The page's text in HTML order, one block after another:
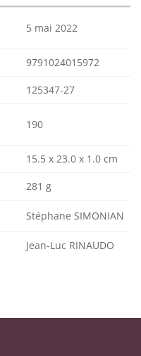
5 mai 2022
9791024015972
125347-27
190
15.5 x 23.0 x 1.0 cm
281 g
Stéphane SIMONIAN
Jean-Luc RINAUDO